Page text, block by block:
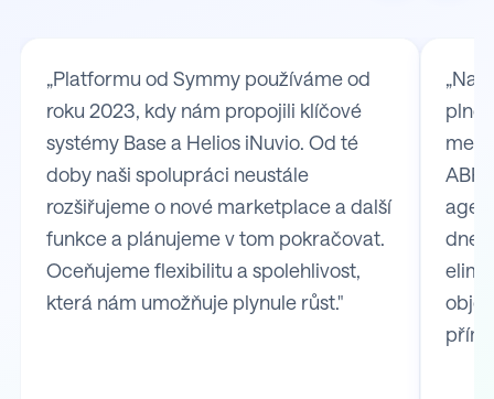
„Platformu od Symmy používáme od
roku 2023, kdy nám propojili klíčové
systémy Base a Helios iNuvio. Od té
doby naši spolupráci neustále
rozšiřujeme o nové marketplace a další
funkce a plánujeme v tom pokračovat.
Oceňujeme flexibilitu a spolehlivost,
která nám umožňuje plynule růst."
„Na
plně
mezi
dnes